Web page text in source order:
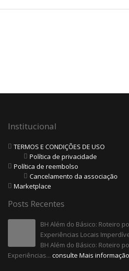
Institucional
TERMOS E CONDIÇÕES DE USO
Política de privacidade
Política de reembolso
Cancelamento da associação
Marketplace
Posts Recentes
BH Além do Básico: Roteiro
Experiências Locais
BH Além do Básico: Roteiro
Experiências... consulte Mais informação